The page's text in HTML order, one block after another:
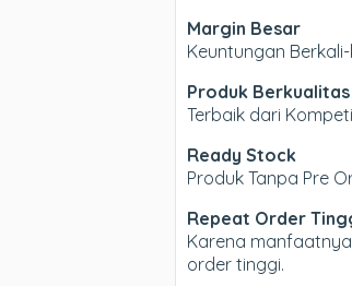
Margin Besar
Keuntungan
Produk Berkualitas
Terbaik dari
Ready Stock
Produk Tanpa Pre
Repeat Order
Karena
order tinggi.